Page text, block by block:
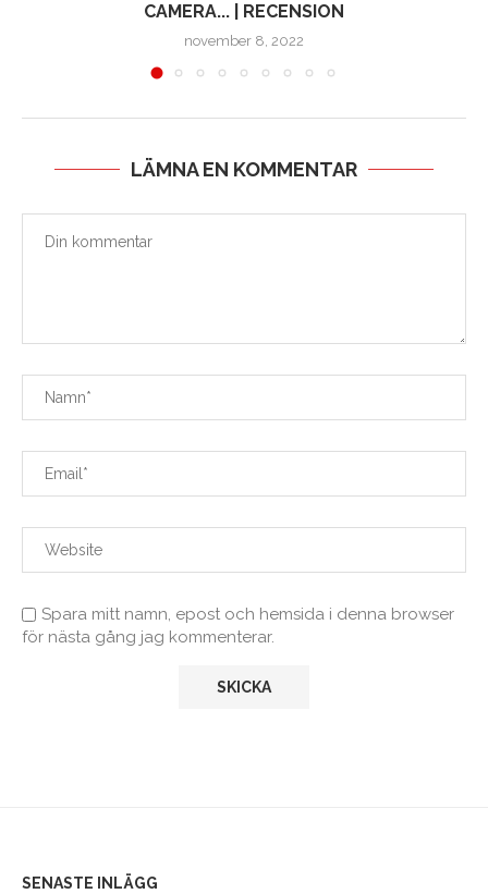
CAMERA... | RECENSION
november 8, 2022
LÄMNA EN KOMMENTAR
Spara mitt namn, epost och hemsida i denna browser
för nästa gång jag kommenterar.
SENASTE INLÄGG